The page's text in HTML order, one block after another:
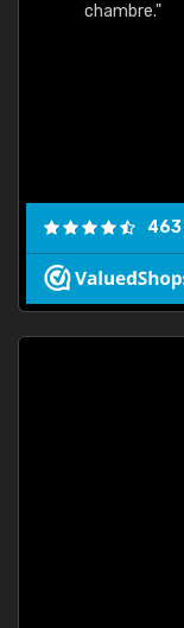
chambre."
463